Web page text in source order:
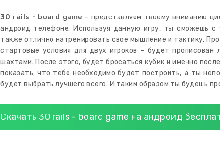
30 rails - board game – представляем твоему вниманию
андроид телефоне. Используя данную игру, ты сможешь с
также отлично натренировать свое мышление и тактику.
стартовые условия для двух игроков – будет
шахтами. После этого, будет бросаться кубик и именно
показать, что тебе необходимо будет построить, а ты
будет выбрать лучшего всего. И таким образом ты будешь
Скачать 30 rails - board game на андроид